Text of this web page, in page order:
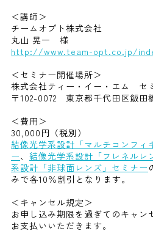
＜講師＞
チームオプト株式会社
丸山 晃一 様
http://www.team-opt.co.jp/
＜セミナー開催場所＞
株式会社ティー・イー・エム セ
〒102-0072 東京都千代田区飯
＜費用＞
30,000円（税別）
結像光学系設計「マルチコンフィ
ー、 結像光学系設計「フレネルレ
系設計「非球面レンズ」セミナー
みで各10％割引となります。
＜キャンセル規定＞
お申し込み期限を過ぎてのキャン
お支払いいただきます。